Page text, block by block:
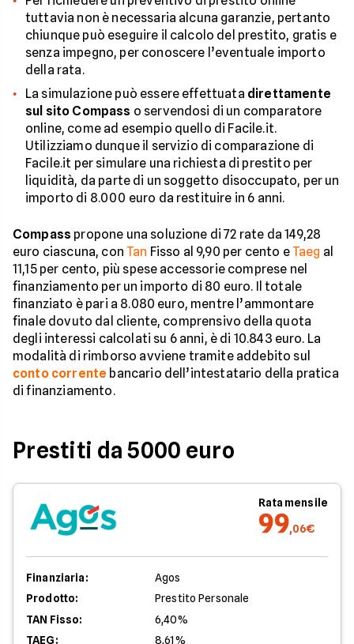
tuttavia non è necessaria alcuna garanzie, pertanto
chiunque può eseguire il calcolo del prestito, gratis e
senza impegno, per conoscere l’eventuale importo
della rata.
La simulazione può essere effettuata direttamente
sul sito Compass o servendosi di un comparatore
online, come ad esempio quello di Facile.it.
Utilizziamo dunque il servizio di comparazione di
Facile.it per simulare una richiesta di prestito per
liquidità, da parte di un soggetto disoccupato, per un
importo di 8.000 euro da restituire in 6 anni.
Compass propone una soluzione di 72 rate da 149,28
euro ciascuna, con Tan Fisso al 9,90 per cento e Taeg al
11,15 per cento, più spese accessorie comprese nel
finanziamento per un importo di 80 euro. Il totale
finanziato è pari a 8.080 euro, mentre l’ammontare
finale dovuto dal cliente, comprensivo della quota
degli interessi calcolati su 6 anni, è di 10.843 euro. La
modalità di rimborso avviene tramite addebito sul
conto corrente bancario dell’intestatario della pratica
di finanziamento.
Prestiti da 5000 euro
Rata mensile
99,06€
Finanziaria:
Agos
Prodotto:
Prestito Personale
TAN Fisso:
6,40%
TAEG:
8,61%